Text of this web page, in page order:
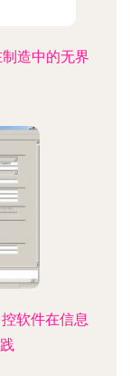
造中的无界
软件在信息